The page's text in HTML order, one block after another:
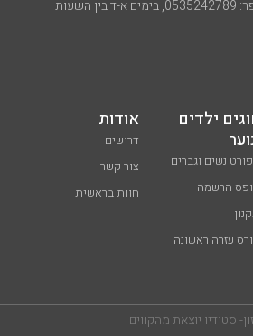
ניתן ליצור איתנו קשר במספר: 0535242789, בימים א-ד בין השעות
ילדים
נשים וגברים
הרשמה
עזרה ראשונה
אודות
דרושים
צור קשר
חוות בראשית
סטודיו יוצאת מהקווים